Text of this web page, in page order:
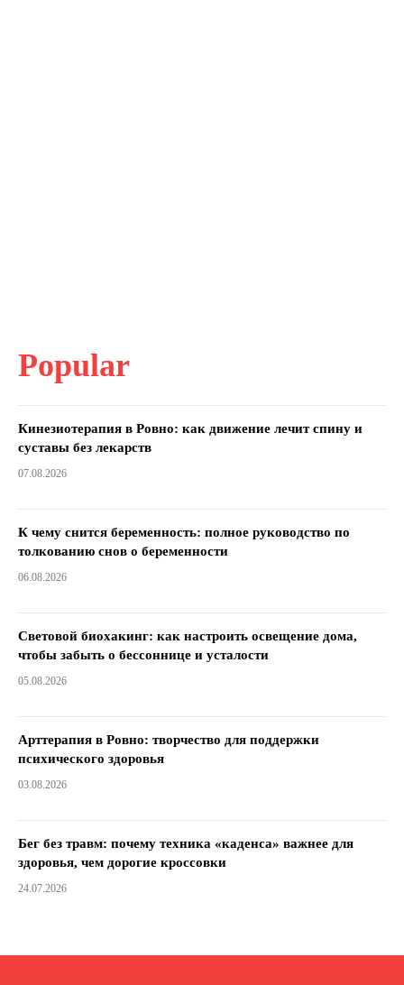
Popular
Кинезиотерапия в Ровно: как движение лечит спину и
суставы без лекарств
07.08.2026
К чему снится беременность: полное руководство по
толкованию снов о беременности
06.08.2026
Световой биохакинг: как настроить освещение дома,
чтобы забыть о бессоннице и усталости
05.08.2026
Арттерапия в Ровно: творчество для поддержки
психического здоровья
03.08.2026
Бег без травм: почему техника «каденса» важнее для
здоровья, чем дорогие кроссовки
24.07.2026